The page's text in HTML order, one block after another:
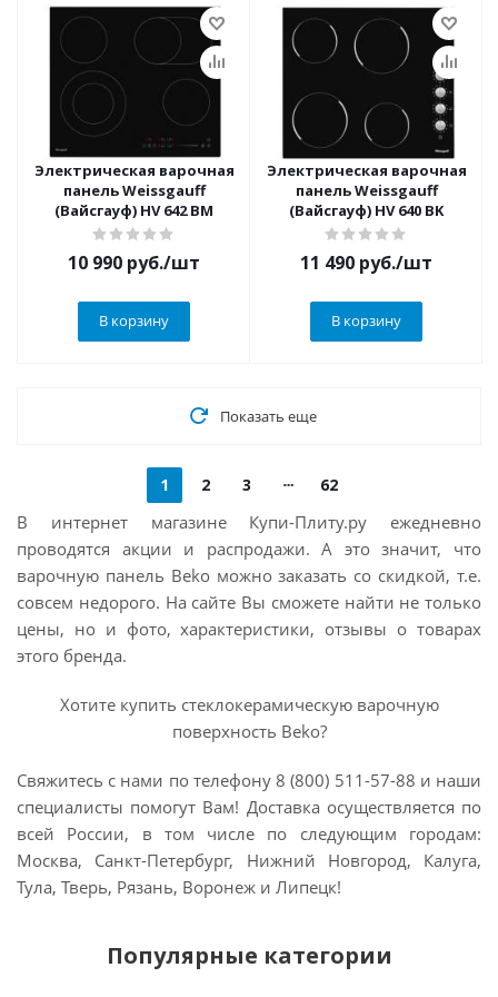
Электрическая варочная
панель Weissgauff
(Вайсгауф) HV 642 BM
10 990 руб./шт
В корзину
Электрическая варочная
панель Weissgauff
(Вайсгауф) HV 640 BK
11 490 руб./шт
В корзину
Показать еще
1 2 3 62
В интернет магазине Купи-Плиту.ру ежедневно
проводятся акции и распродажи. А это значит, что
варочную панель Beko можно заказать со скидкой, т.е.
совсем недорого. На сайте Вы сможете найти не только
цены, но и фото, характеристики, отзывы о товарах
этого бренда.
Хотите купить стеклокерамическую варочную
поверхность Beko?
Свяжитесь с нами по телефону 8 (800) 511-57-88 и наши
специалисты помогут Вам! Доставка осуществляется по
всей России, в том числе по следующим городам:
Москва, Санкт-Петербург, Нижний Новгород, Калуга,
Тула, Тверь, Рязань, Воронеж и Липецк!
Популярные категории